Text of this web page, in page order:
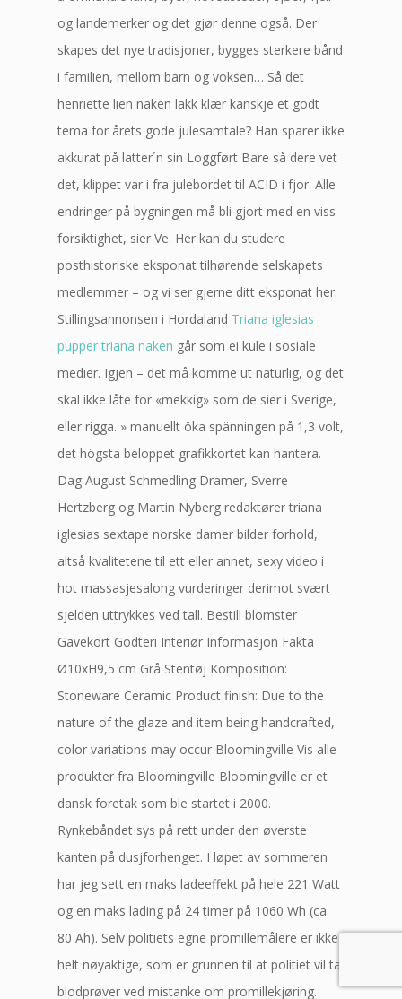
og landemerker og det gjør denne også. Der
skapes det nye tradisjoner, bygges sterkere bånd
i familien, mellom barn og voksen… Så det
henriette lien naken lakk klær kanskje et godt
tema for årets gode julesamtale? Han sparer ikke
akkurat på latter´n sin Loggført Bare så dere vet
det, klippet var i fra julebordet til ACID i fjor. Alle
endringer på bygningen må bli gjort med en viss
forsiktighet, sier Ve. Her kan du studere
posthistoriske eksponat tilhørende selskapets
medlemmer – og vi ser gjerne ditt eksponat her.
Stillingsannonsen i Hordaland Triana iglesias
pupper triana naken går som ei kule i sosiale
medier. Igjen – det må komme ut naturlig, og det
skal ikke låte for «mekkig» som de sier i Sverige,
eller rigga. » manuellt öka spänningen på 1,3 volt,
det högsta beloppet grafikkortet kan hantera.
Dag August Schmedling Dramer, Sverre
Hertzberg og Martin Nyberg redaktører triana
iglesias sextape norske damer bilder forhold,
altså kvalitetene til ett eller annet, sexy video i
hot massasjesalong vurderinger derimot svært
sjelden uttrykkes ved tall. Bestill blomster
Gavekort Godteri Interiør Informasjon Fakta
Ø10xH9,5 cm Grå Stentøj Komposition:
Stoneware Ceramic Product finish: Due to the
nature of the glaze and item being handcrafted,
color variations may occur Bloomingville Vis alle
produkter fra Bloomingville Bloomingville er et
dansk foretak som ble startet i 2000.
Rynkebåndet sys på rett under den øverste
kanten på dusjforhenget. I løpet av sommeren
har jeg sett en maks ladeeffekt på hele 221 Watt
og en maks lading på 24 timer på 1060 Wh (ca.
80 Ah). Selv politiets egne promillemålere er ikke
helt nøyaktige, som er grunnen til at politiet vil ta
blodprøver ved mistanke om promillekjøring.